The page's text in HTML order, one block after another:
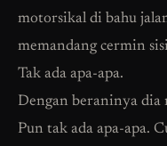
motorsikal di bahu
memandang cermin
Tak ada apa-apa.
Dengan beraninya dia
Pun tak ada apa-apa.